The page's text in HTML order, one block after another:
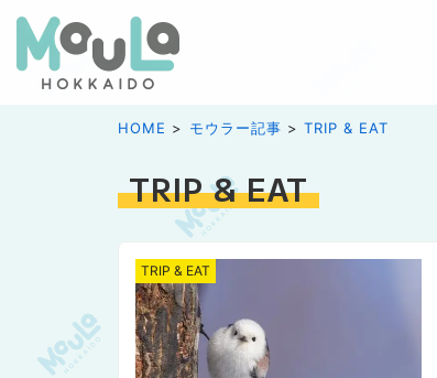
HOME モウラー記事 TRIP & EAT
TRIP & EAT
TRIP & EAT